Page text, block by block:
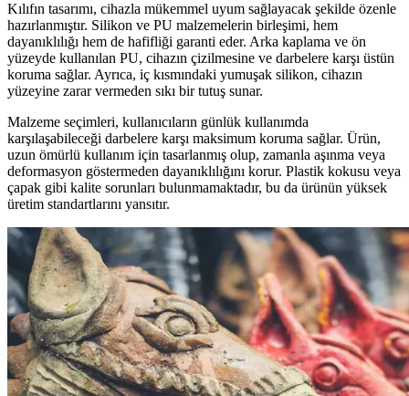
Kılıfın tasarımı, cihazla mükemmel uyum sağlayacak şekilde özenle
hazırlanmıştır. Silikon ve PU malzemelerin birleşimi, hem
dayanıklılığı hem de hafifliği garanti eder. Arka kaplama ve ön
yüzeyde kullanılan PU, cihazın çizilmesine ve darbelere karşı üstün
koruma sağlar. Ayrıca, iç kısmındaki yumuşak silikon, cihazın
yüzeyine zarar vermeden sıkı bir tutuş sunar.
Malzeme seçimleri, kullanıcıların günlük kullanımda
karşılaşabileceği darbelere karşı maksimum koruma sağlar. Ürün,
uzun ömürlü kullanım için tasarlanmış olup, zamanla aşınma veya
deformasyon göstermeden dayanıklılığını korur. Plastik kokusu veya
çapak gibi kalite sorunları bulunmamaktadır, bu da ürünün yüksek
üretim standartlarını yansıtır.